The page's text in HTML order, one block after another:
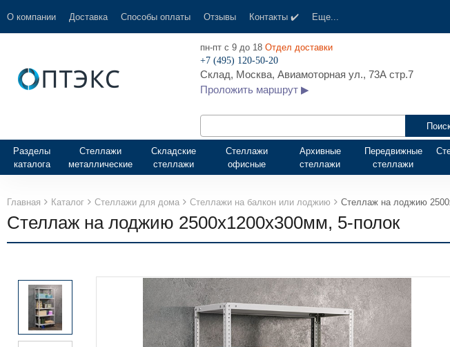
О компании Доставка Способы оплаты Отзывы Контакты ✔️ Еще...
пн-пт с 9 до 18 Отдел доставки
+7 (495) 120-50-20
Склад, Москва, Авиамоторная ул., 73А стр.7
Проложить маршрут ▶
Разделы
каталога
Стеллажи
металлические
Складские
стеллажи
Стеллажи
офисные
Архивные
стеллажи
Передвижные
стеллажи
Главная Каталог Стеллажи для дома Стеллажи на балкон или лоджию Стеллаж на лоджию
Стеллаж на лоджию 2500х1200х300мм, 5-полок